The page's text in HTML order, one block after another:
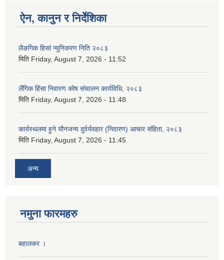
ऐन, कानुन र निर्देशिका
लैङगिक हिसां न्युनिकरण निति २०८३
मिति Friday, August 7, 2026 - 11:52
लैंगिक हिंसा निवारण कोष संचालन कार्यविधि, २०८३
मिति Friday, August 7, 2026 - 11:48
कार्यस्थलमा हुने यौनजन्य दुर्वर्यवहार (निवारण) आचार संहिता, २०८३
मिति Friday, August 7, 2026 - 11:45
अन्य
नमुना फारमहरु
बहालकर ।